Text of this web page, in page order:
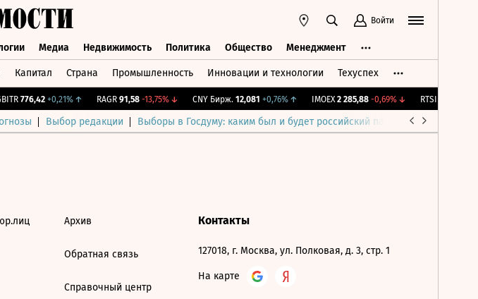
Войти
Медиа Недвижимость Политика Общество Менеджмент
Капитал Страна Промышленность Инновации и технологии Техуспех
776,42 +0,21%↑ RAGR 91,58 -13,75%↓ CNY Бирж. 12,081 +0,76%↑ IMOEX 2 285,88 -0,69%↓ RTSI 884,56
Выбор редакции Выборы в Госдуму: каким был и будет российский парламент
Архив
Обратная связь
Справочный центр
Контакты
127018, г. Москва, ул. Полковая, д. 3, стр. 1
На карте